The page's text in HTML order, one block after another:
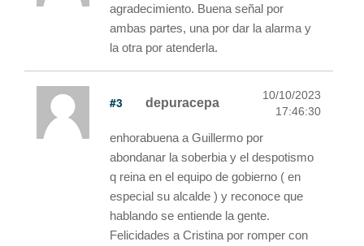
agradecimiento. Buena señal por
ambas partes, una por dar la alarma y
la otra por atenderla.
#3 depuracepa
10/10/2023
17:46:30
enhorabuena a Guillermo por
abondanar la soberbia y el despotismo
q reina en el equipo de gobierno ( en
especial su alcalde ) y reconoce que
hablando se entiende la gente.
Felicidades a Cristina por romper con